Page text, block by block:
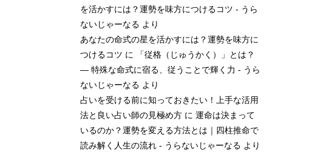
を活かすには？運勢を味方につけるコツ - うら
ないじゃーなる より
あなたの命式の星を活かすには？運勢を味方に
つけるコツ に
「従格（じゅうかく）」とは？
— 特殊な命式に宿る、従うことで輝く力 - うら
ないじゃーなる より
占いを受ける前に知っておきたい！上手な活用
法と良い占い師の見極め方 に 運命は決まって
いるのか？運勢を変える方法とは｜四柱推命で
読み解く人生の流れ - うらないじゃーなる より